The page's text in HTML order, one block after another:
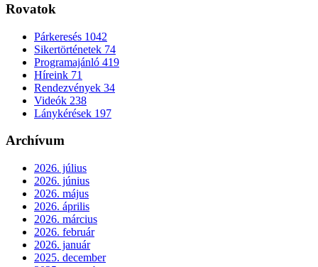
Rovatok
Párkeresés 1042
Sikertörténetek 74
Programajánló 419
Híreink 71
Rendezvények 34
Videók 238
Lánykérések 197
Archívum
2026. július
2026. június
2026. május
2026. április
2026. március
2026. február
2026. január
2025. december